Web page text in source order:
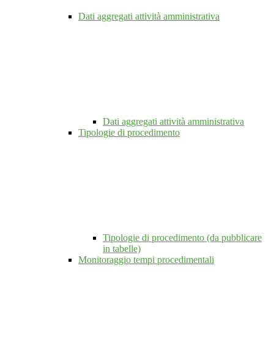
Dati aggregati attività amministrativa
Dati aggregati attività amministrativa
Tipologie di procedimento
Tipologie di procedimento (da pubblicare
in tabelle)
Monitoraggio tempi procedimentali